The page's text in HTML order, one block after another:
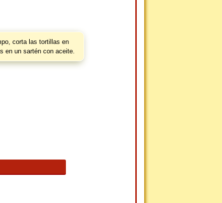
corta las tortillas en
en un sartén con aceite.